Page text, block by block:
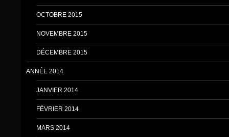
OCTOBRE 2015
NOVEMBRE 2015
DÉCEMBRE 2015
ANNÉE 2014
JANVIER 2014
FÉVRIER 2014
MARS 2014